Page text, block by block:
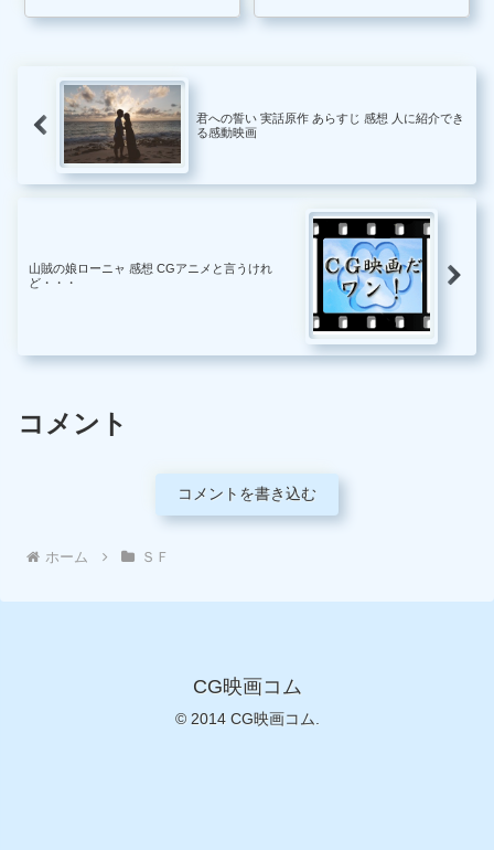
Ｆ映画です。 ＳＦ映画好き
定、キャラクターに...
君への誓い 実話原作 あらすじ 感想 人に紹介でき
る感動映画
山賊の娘ローニャ 感想 CGアニメと言うけれ
ど・・・
コメント
コメントを書き込む
ホーム ＳＦ
CG映画コム
© 2014 CG映画コム.